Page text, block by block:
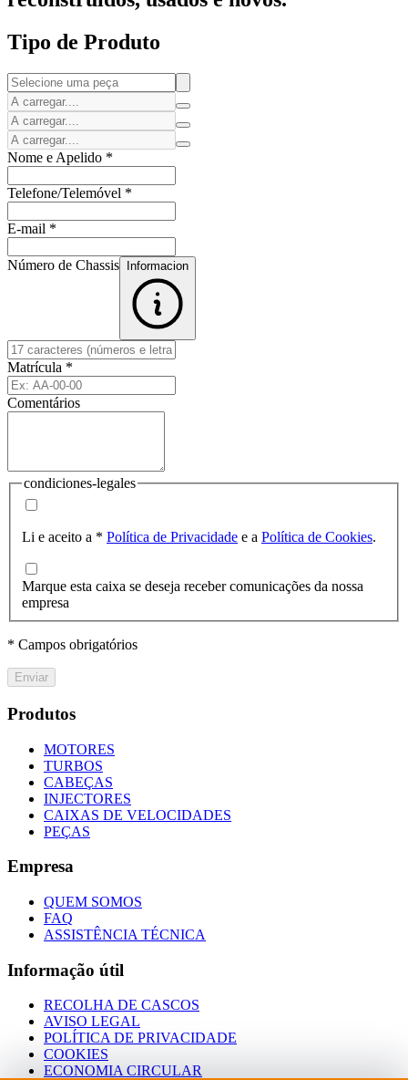
Tipo de Produto
Nome e Apelido *
Telefone/Telemóvel *
E-mail *
Número de Chassis Informacion
Matrícula *
Comentários
condiciones-legales
Li e aceito a * Política de Privacidade e a Política de Cookies.
Marque esta caixa se deseja receber comunicações da nossa
empresa
* Campos obrigatórios
Enviar
Produtos
MOTORES
TURBOS
CABEÇAS
INJECTORES
CAIXAS DE VELOCIDADES
PEÇAS
Empresa
QUEM SOMOS
FAQ
ASSISTÊNCIA TÉCNICA
Informação útil
RECOLHA DE CASCOS
AVISO LEGAL
POLÍTICA DE PRIVACIDADE
COOKIES
ECONOMIA CIRCULAR